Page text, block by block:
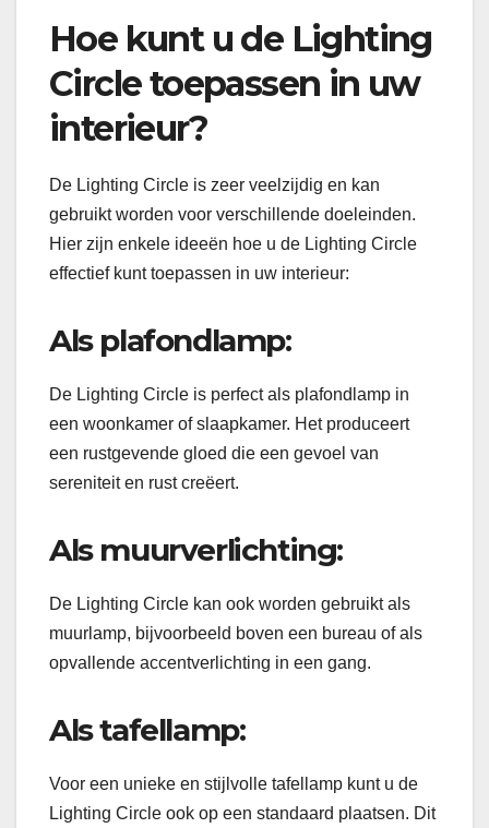
Hoe kunt u de Lighting
Circle toepassen in uw
interieur?
De Lighting Circle is zeer veelzijdig en kan
gebruikt worden voor verschillende doeleinden.
Hier zijn enkele ideeën hoe u de Lighting Circle
effectief kunt toepassen in uw interieur:
Als plafondlamp:
De Lighting Circle is perfect als plafondlamp in
een woonkamer of slaapkamer. Het produceert
een rustgevende gloed die een gevoel van
sereniteit en rust creëert.
Als muurverlichting:
De Lighting Circle kan ook worden gebruikt als
muurlamp, bijvoorbeeld boven een bureau of als
opvallende accentverlichting in een gang.
Als tafellamp:
Voor een unieke en stijlvolle tafellamp kunt u de
Lighting Circle ook op een standaard plaatsen. Dit